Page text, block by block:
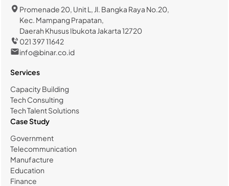
Promenade 20, Unit L, Jl. Bangka Raya No.20,
Kec. Mampang Prapatan,
Daerah Khusus Ibukota Jakarta 12720
021 397 11642
info@binar.co.id
Services
Capacity Building
Tech Consulting
Tech Talent Solutions
Case Study
Government
Telecommunication
Manufacture
Education
Finance